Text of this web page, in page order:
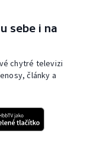
sebe i na
chytré televizi
články a